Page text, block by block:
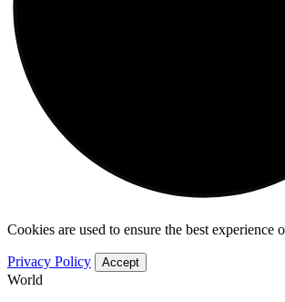
Cookies are used to ensure the best experience
Privacy Policy Accept
World